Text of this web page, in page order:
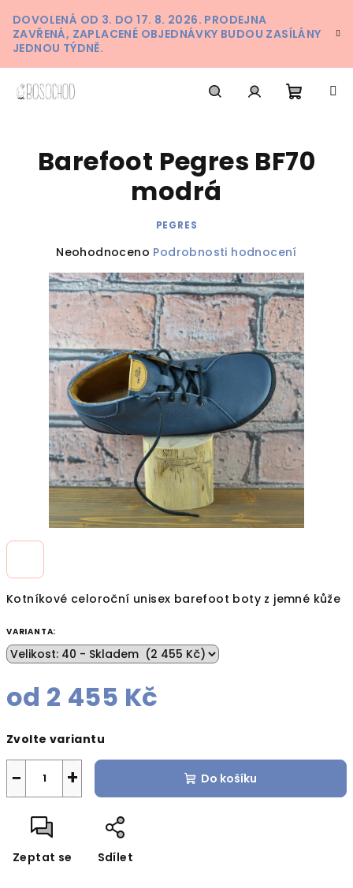
na
obsah
DOVOLENÁ OD 3. DO 17. 8. 2026. PRODEJNA
ZAVŘENÁ, ZAPLACENÉ OBJEDNÁVKY BUDOU ZASÍLÁNY
JEDNOU TÝDNĚ.
košík
Kotníkové celoroční unisex barefoot boty z jemné kůže
VARIANTA:
od 2 455 Kč
cena:
Zvolte variantu
+
− Do košíku
Zeptat se Sdílet
Barefoot Pegres BF70
modrá
PEGRES
Průměrné
produktu
je
0,0
z
5
hvězdiček.
Neohodnoceno Podrobnosti hodnocení